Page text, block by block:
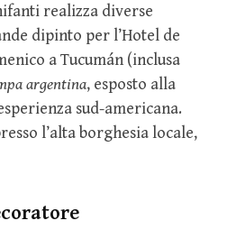
realizza diverse
dipinto per l’Hotel de
a Tucumán (inclusa
argentina, esposto alla
sud-americana.
l’alta borghesia locale,